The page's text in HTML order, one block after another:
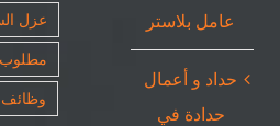
عامل بلاستر
حداد و أعمال
حدادة في
عزل